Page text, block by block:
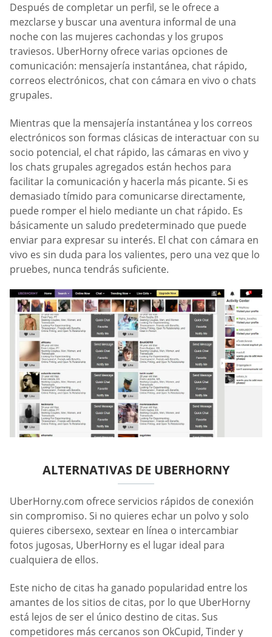
Después de completar un perfil, se le ofrece a
mezclarse y buscar una aventura informal de una
noche con las mujeres cachondas y los grupos
traviesos. UberHorny ofrece varias opciones de
comunicación: mensajería instantánea, chat rápido,
correos electrónicos, chat con cámara en vivo o chats
grupales.
Mientras que la mensajería instantánea y los correos
electrónicos son formas clásicas de interactuar con su
socio potencial, el chat rápido, las cámaras en vivo y
los chats grupales agregados están hechos para
facilitar la comunicación y hacerla más picante. Si es
demasiado tímido para comunicarse directamente,
puede romper el hielo mediante un chat rápido. Es
básicamente un saludo predeterminado que puede
enviar para expresar su interés. El chat con cámara en
vivo es sin duda para los valientes, pero una vez que lo
pruebes, nunca tendrás suficiente.
ALTERNATIVAS DE UBERHORNY
UberHorny.com ofrece servicios rápidos de conexión
sin compromiso. Si no quieres echar un polvo y solo
quieres cibersexo, sextear en línea o intercambiar
fotos jugosas, UberHorny es el lugar ideal para
cualquiera de ellos.
Este nicho de citas ha ganado popularidad entre los
amantes de los sitios de citas, por lo que UberHorny
está lejos de ser el único destino de citas. Sus
competidores más cercanos son OkCupid, Tinder y